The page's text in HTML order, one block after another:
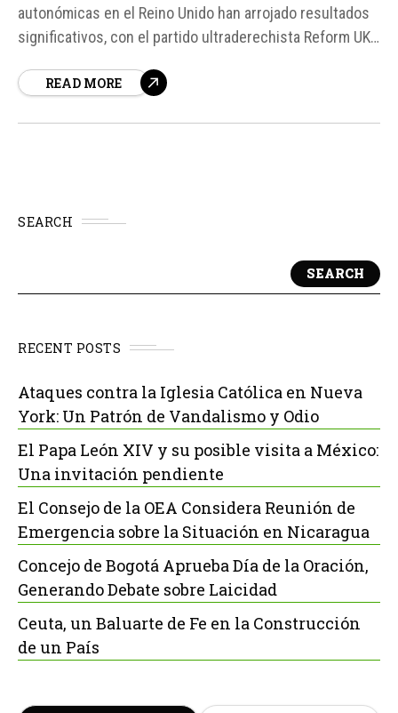
autonómicas en el Reino Unido han arrojado resultados
significativos, con el partido ultraderechista Reform UK
supuesto un varapalo para los laboristas de Keir Starmer
READ MORE
SEARCH
SEARCH
RECENT POSTS
Ataques contra la Iglesia Católica en Nueva
York: Un Patrón de Vandalismo y Odio
El Papa León XIV y su posible visita a México:
Una invitación pendiente
El Consejo de la OEA Considera Reunión de
Emergencia sobre la Situación en Nicaragua
Concejo de Bogotá Aprueba Día de la Oración,
Generando Debate sobre Laicidad
Ceuta, un Baluarte de Fe en la Construcción
de un País